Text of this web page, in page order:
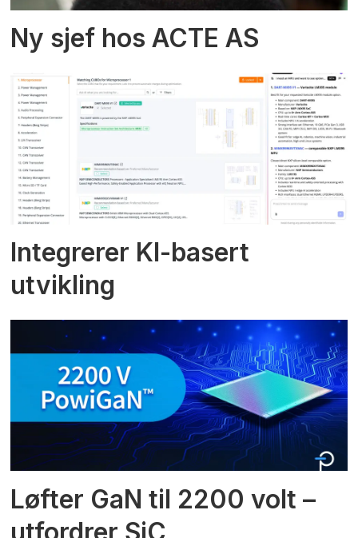
Ny sjef hos ACTE AS
Integrerer KI-basert
utvikling
Løfter GaN til 2200 volt –
utfordrer SiC